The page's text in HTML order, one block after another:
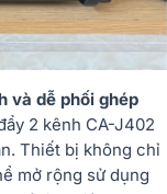
và dễ phối ghép
2 kênh CA-J402
Thiết bị không chỉ
mở rộng sử dụng